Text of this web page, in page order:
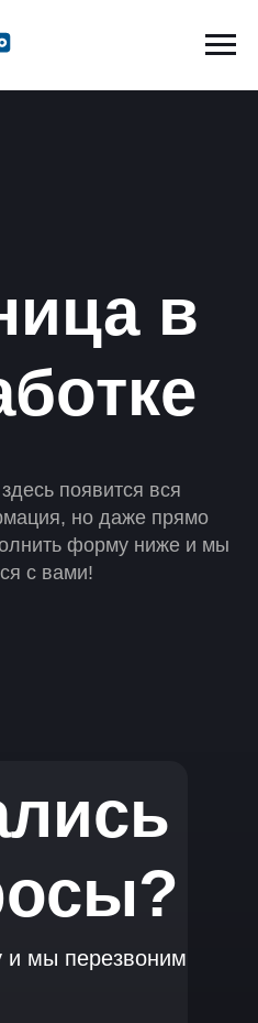
в
появится вся
но даже прямо
форму ниже и мы
с вами!
мы перезвоним